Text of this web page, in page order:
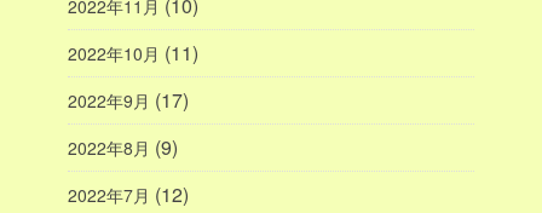
2022年11月 (10)
2022年10月 (11)
2022年9月 (17)
2022年8月 (9)
2022年7月 (12)